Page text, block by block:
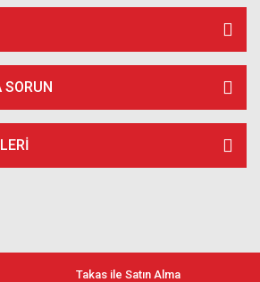
Takas ile Satın Alma